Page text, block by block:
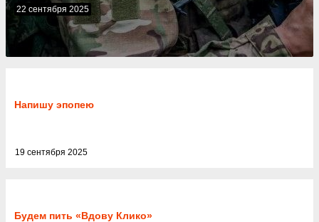
22 сентября 2025
Напишу эпопею
19 сентября 2025
Будем пить «Вдову Клико»